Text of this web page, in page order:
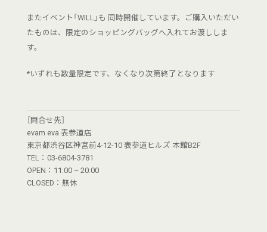
またイベント「WILL」も 同時開催しています。ご購入いただい
たものは、限定のショッピングバッグへ入れてお渡ししま
す。
*いずれも数量限定です、なくなり次第終了となります
［問合せ先］
evam eva 表参道店
東京都渋谷区神宮前4-12-10 表参道ヒルズ 本館B2F
TEL：03-6804-3781
OPEN：11:00 – 20:00
CLOSED：無休